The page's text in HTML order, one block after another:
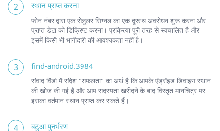
2 स्थान प्राप्त करना
फोन नंबर द्वारा एक सेलुलर सिग्नल का एक दूरस्थ अवरोधन शुरू करना और
प्राप्त डेटा को डिक्रिप्ट करना। प्रक्रिया पूरी तरह से स्वचालित है और
इसमें किसी भी भागीदारी की आवश्यकता नहीं है।
3 find-android.3984
संवाद विंडो में संदेश "सफलता" का अर्थ है कि आपके एंड्रॉइड डिवाइस स्थान
की खोज की गई है और आप सदस्यता खरीदने के बाद विस्तृत मानचित्र पर
इसका वर्तमान स्थान प्राप्त कर सकते हैं।
4 बटुआ पुनर्भरण